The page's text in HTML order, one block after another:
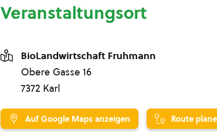
Veranstaltungsort
BioLandwirtschaft Fruhmann
Obere Gasse 16
7372 Karl
Auf Google Maps anzeigen Route